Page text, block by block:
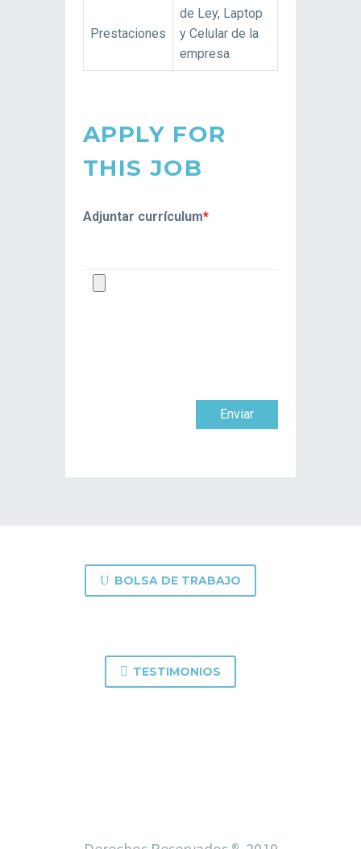
Prestaciones
de Ley, Laptop
y Celular de la
empresa
APPLY FOR
THIS JOB
Adjuntar currículum*
Enviar
U BOLSA DE TRABAJO
 TESTIMONIOS